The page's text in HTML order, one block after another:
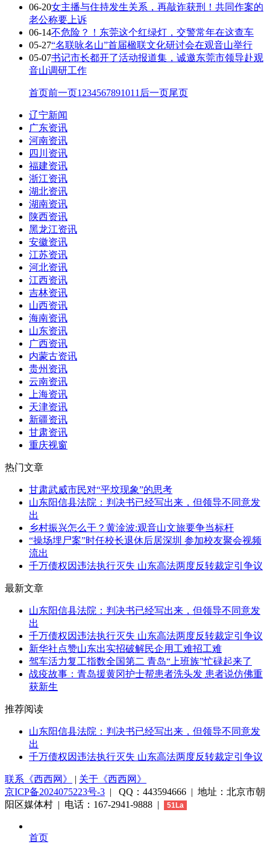
06-20女主播与住持发生关系，再敲诈获刑！共同作案的
老公称要上诉
06-14不危险？！东莞这个红绿灯，交警常年在这查车
05-27“名联咏名山”首届楹联文化研讨会在观音山举行
05-07书记市长都开了活动报道集，诚邀东莞市领导赴观
音山调研工作
首页前一页1 234567891011 后一页尾页
辽宁新闻
广东资讯
河南资讯
四川资讯
福建资讯
浙江资讯
湖北资讯
湖南资讯
陕西资讯
黑龙江资讯
安徽资讯
江苏资讯
河北资讯
江西资讯
吉林资讯
山西资讯
海南资讯
山东资讯
广西资讯
内蒙古资讯
贵州资讯
云南资讯
上海资讯
天津资讯
新疆资讯
甘肃资讯
重庆视窗
热门文章
甘肃武威市民对“平坟现象”的思考
山东阳信县法院：判决书已经写出来，但领导不同意发
出
乡村振兴怎么干？黄淦波:观音山文旅要争当标杆
“操场埋尸案”时任校长退休后居深圳 参加校友聚会视频
流出
千万债权因违法执行灭失 山东高法两度反转裁定引争议
最新文章
山东阳信县法院：判决书已经写出来，但领导不同意发
出
千万债权因违法执行灭失 山东高法两度反转裁定引争议
新华社点赞山东出实招破解民企用工难招工难
驾车活力复工指数全国第二 青岛“上班族”忙碌起来了
战疫故事：青岛援黄冈护士帮患者洗头发 患者说仿佛重
获新生
推荐阅读
山东阳信县法院：判决书已经写出来，但领导不同意发
出
千万债权因违法执行灭失 山东高法两度反转裁定引争议
联系《西西网》 | 关于《西西网》
京ICP备2024075223号-3 | QQ：443594666 | 地址：北京市朝
阳区媒体村 | 电话：167-2941-9888 |
51La
首页